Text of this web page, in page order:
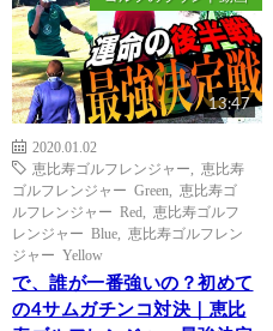
13:47
2020.01.02
恵比寿ゴルフレンジャー
恵比寿
ゴルフレンジャー Green
恵比寿ゴ
ルフレンジャー Red
恵比寿ゴルフ
レンジャー Blue
恵比寿ゴルフレン
ジャー Yellow
で、誰が一番強いの？初めて
の4サムガチンコ対決｜恵比